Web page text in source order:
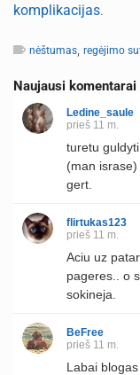
komplikacijas.
nėštumas, regėjimo
Naujausi komentarai
Ledine_saule
prieš 11 m.
turetu
(man
gert.
flirtukas123
prieš 11 m.
Aciu uz
pageres.. o
sokineja.
BeFree
prieš 11 m.
Labai